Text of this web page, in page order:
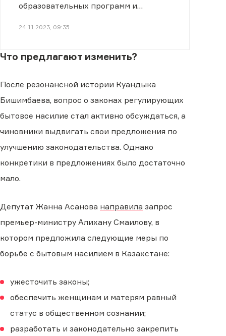
образовательных программ и
24.11.2023, 09:35
Что предлагают изменить?
После резонансной истории Куандыка
Бишимбаева, вопрос о законах регулирующих
бытовое насилие стал активно обсуждаться, а
чиновники выдвигать свои предложения по
улучшению законодательства. Однако
конкретики в предложениях было достаточно
мало.
Депутат Жанна Асанова направила запрос
премьер-министру Алихану Смаилову, в
котором предложила следующие меры по
борьбе с бытовым насилием в Казахстане:
ужесточить законы;
обеспечить женщинам и матерям равный
статус в общественном сознании;
разработать и законодательно закрепить